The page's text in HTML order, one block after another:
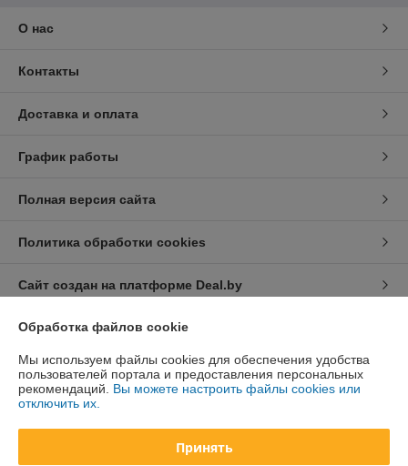
О нас
Контакты
Доставка и оплата
График работы
Полная версия сайта
Политика обработки cookies
Сайт создан на платформе Deal.by
Юридическое лицо:Общество с ограниченной ответственностью
«Дюкон плюс»
220084, г. Минск, ул. Стариновская, 14А, каб. 3
Регистрационный номер ЕГР: 193677992
Обработка файлов cookie
Мы используем файлы cookies для обеспечения удобства
пользователей портала и предоставления персональных
рекомендаций. Вы можете настроить файлы cookies или
отключить их.
Принять